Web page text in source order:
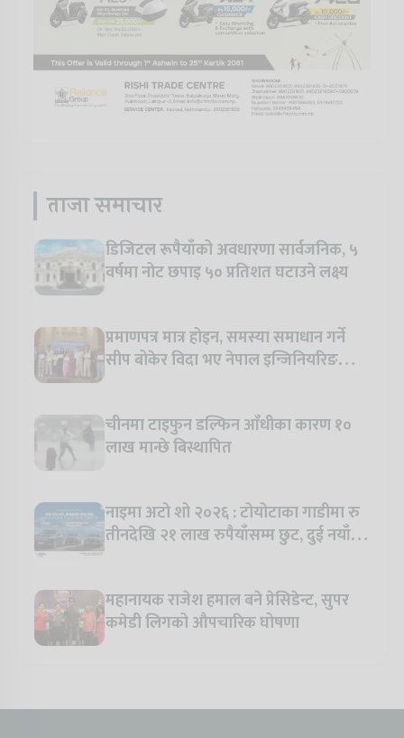
ताजा समाचार
डिजिटल रूपैयाँको अवधारणा सार्वजनिक, ५
वर्षमा नोट छपाइ ५० प्रतिशत घटाउने लक्ष्य
प्रमाणपत्र मात्र होइन, समस्या समाधान गर्ने
सीप बोकेर विदा भए नेपाल इन्जिनियरिङ
चीनमा टाइफुन डल्फिन आँधीका कारण १०
लाख मान्छे बिस्थापित
नाइमा अटो शो २०२६ : टोयोटाका गाडीमा रु
तीनदेखि २१ लाख रुपैयाँसम्म छुट, दुई नयाँ
महानायक राजेश हमाल बने प्रेसिडेन्ट, सुपर
कमेडी लिगको औपचारिक घोषणा